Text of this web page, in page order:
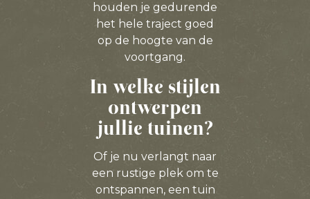
houden je gedurende
het hele traject goed
op de hoogte van de
voortgang.
In welke stijlen
ontwerpen
jullie tuinen?
Of je nu verlangt naar
een rustige plek om te
ontspannen, een tuin